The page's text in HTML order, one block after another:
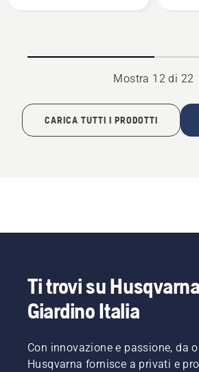
Mostra 12 di 22
CARICA TUTTI I PRODOTTI
Ti trovi su
Giardino Italia
Con innovazione e passione, da
Husqvarna fornisce a privati e